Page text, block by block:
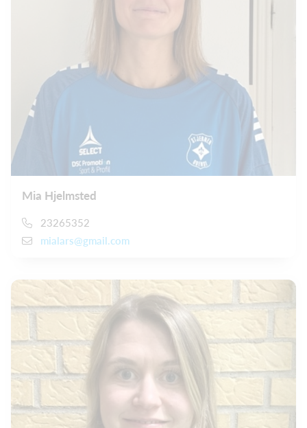
Mia Hjelmsted
23265352
mialars@gmail.com